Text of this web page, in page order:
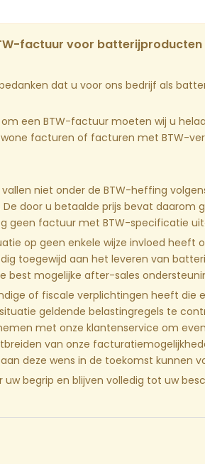
factuur voor batterijproducten
dat u voor ons bedrijf als
een BTW-factuur moeten wij u
facturen of facturen met BTW-
niet onder de BTW-heffing
door u betaalde prijs bevat daarom
geen factuur met BTW-specificatie
op geen enkele wijze invloed heeft
toegewijd aan het leveren van
best mogelijke after-sales
of fiscale verplichtingen heeft die
geldende belastingregels te
met onze klantenservice om
van onze
deze wens in de toekomst kunnen
begrip en blijven volledig tot uw